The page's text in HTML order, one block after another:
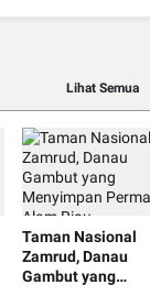
Lihat Semua
Taman Nasional
Zamrud, Danau
Gambut yang